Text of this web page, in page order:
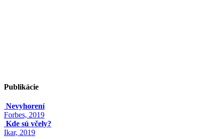
Publikácie
Nevyhorení
Forbes, 2019
Kde sú včely?
Ikar, 2019